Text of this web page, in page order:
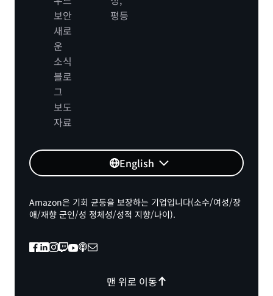
보안
새로
운
소식
블로
그
보도
자료
평등
English
맨 위로 이동
Amazon은 기회 균등을 보장하는 기업입니다(소수/여성/장
애/재향 군인/성 정체성/성적 지향/나이).